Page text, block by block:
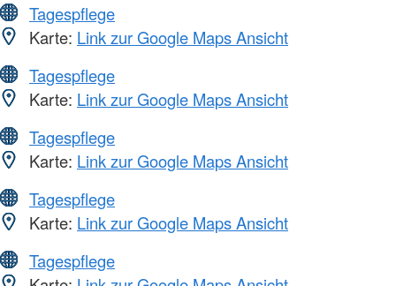
Tagespflege
Karte: Link zur Google Maps Ansicht
Tagespflege
Karte: Link zur Google Maps Ansicht
Tagespflege
Karte: Link zur Google Maps Ansicht
Tagespflege
Karte: Link zur Google Maps Ansicht
Tagespflege